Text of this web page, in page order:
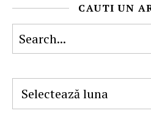
CAUTI UN
Arhive